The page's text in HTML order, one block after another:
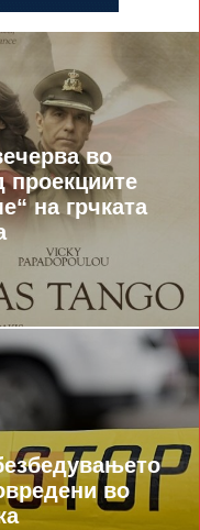
во
проекциите
на грчката
во